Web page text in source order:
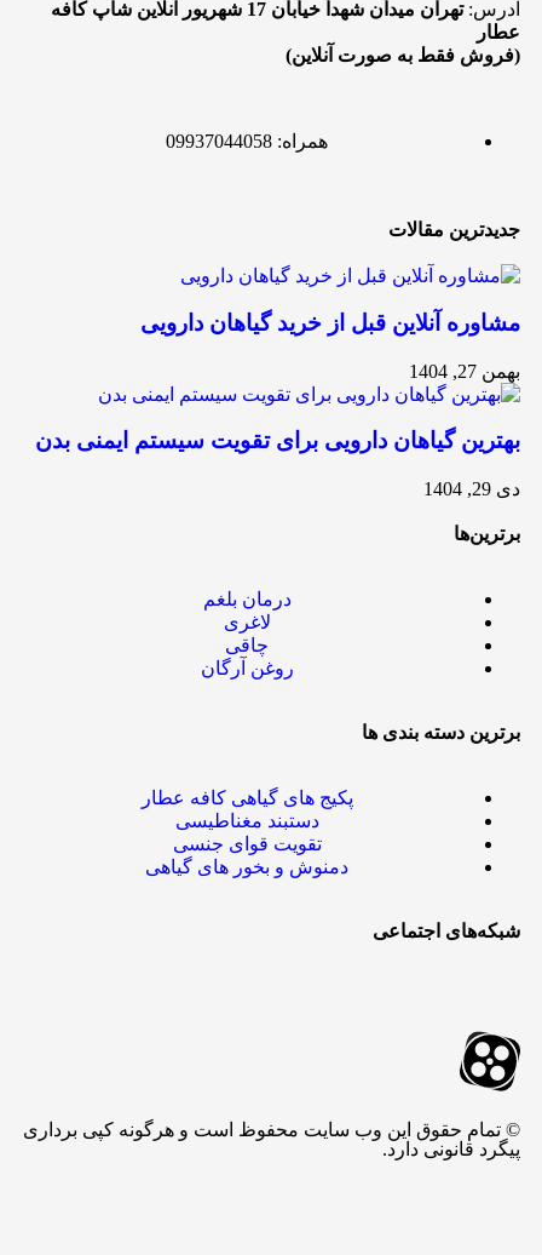
آدرس:
تهران میدان شهدا خیابان 17 شهریور آنلاین شاپ کافه
عطار
(فروش فقط به صورت آنلاین)
همراه: 09937044058
جدیدترین مقالات
مشاوره آنلاین قبل از خرید گیاهان دارویی
بهمن 27, 1404
بهترین گیاهان دارویی برای تقویت سیستم ایمنی بدن
دی 29, 1404
برترین‌ها
درمان بلغم
لاغری
چاقی
روغن آرگان
برترین‌ دسته بندی ها
پکیج های گیاهی کافه عطار
دستبند مغناطیسی
تقویت قوای جنسی
دمنوش و بخور های گیاهی
شبکه‌های اجتماعی
© تمام حقوق این وب سایت محفوظ است و هرگونه کپی برداری
پیگرد قانونی دارد.